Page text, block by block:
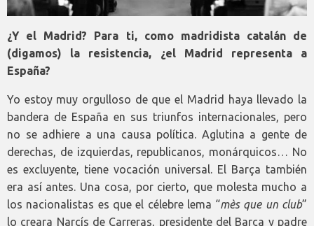
¿Y el Madrid? Para ti, como madridista catalán de
(digamos) la resistencia, ¿el Madrid representa a
España?
Yo estoy muy orgulloso de que el Madrid haya llevado la
bandera de España en sus triunfos internacionales, pero
no se adhiere a una causa política. Aglutina a gente de
derechas, de izquierdas, republicanos, monárquicos… No
es excluyente, tiene vocación universal. El Barça también
era así antes. Una cosa, por cierto, que molesta mucho a
los nacionalistas es que el célebre lema “mès que un club”
lo creara Narcís de Carreras, presidente del Barça y padre